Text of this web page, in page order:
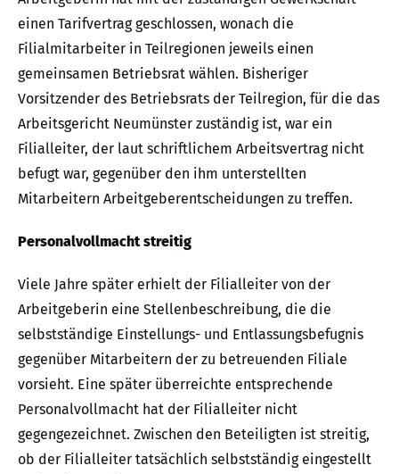
einen Tarifvertrag geschlossen, wonach die
Filialmitarbeiter in Teilregionen jeweils einen
gemeinsamen Betriebsrat wählen. Bisheriger
Vorsitzender des Betriebsrats der Teilregion, für die das
Arbeitsgericht Neumünster zuständig ist, war ein
Filialleiter, der laut schriftlichem Arbeitsvertrag nicht
befugt war, gegenüber den ihm unterstellten
Mitarbeitern Arbeitgeberentscheidungen zu treffen.
Personalvollmacht streitig
Viele Jahre später erhielt der Filialleiter von der
Arbeitgeberin eine Stellenbeschreibung, die die
selbstständige Einstellungs- und Entlassungsbefugnis
gegenüber Mitarbeitern der zu betreuenden Filiale
vorsieht. Eine später überreichte entsprechende
Personalvollmacht hat der Filialleiter nicht
gegengezeichnet. Zwischen den Beteiligten ist streitig,
ob der Filialleiter tatsächlich selbstständig eingestellt